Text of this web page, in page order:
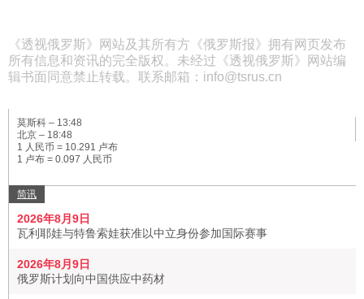
《透视俄罗斯》网站及其所有方《俄罗斯报》拥有网页发布
所有信息和资讯的完全版权。未经过《透视俄罗斯》网站编
辑书面同意禁止转载。联系邮箱：info@tsrus.cn
莫斯科 – 13:48
北京 – 18:48
1 人民币 = 10.291 卢布
1 卢布 = 0.097 人民币
简讯
2026年8月9日
瓦利耶娃与特鲁索娃获准以中立身份参加国际赛事
2026年8月9日
俄罗斯计划向中国供应中药材